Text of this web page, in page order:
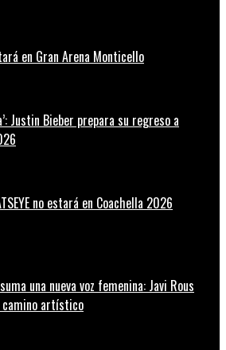
en Gran Arena Monticello
Justin Bieber prepara su regreso a
no estará en Coachella 2026
una nueva voz femenina: Javi Rous
camino artístico